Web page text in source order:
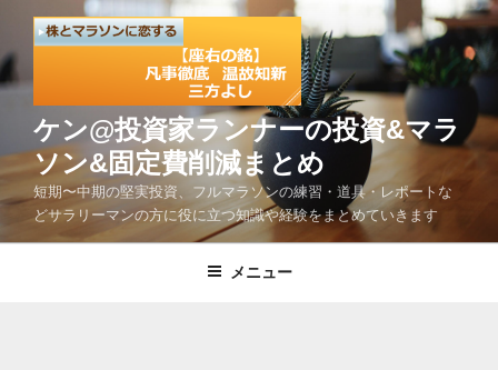
テ
ン
ス
キ
ケン@投資家ランナーの投資&マラ
ソン&固定費削減まとめ
短期〜中期の堅実投資、フルマラソンの練習・道具・レポートな
どサラリーマンの方に役に立つ知識や経験をまとめていきます
メニュー